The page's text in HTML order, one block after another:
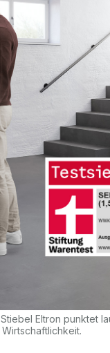
Eltron punktet